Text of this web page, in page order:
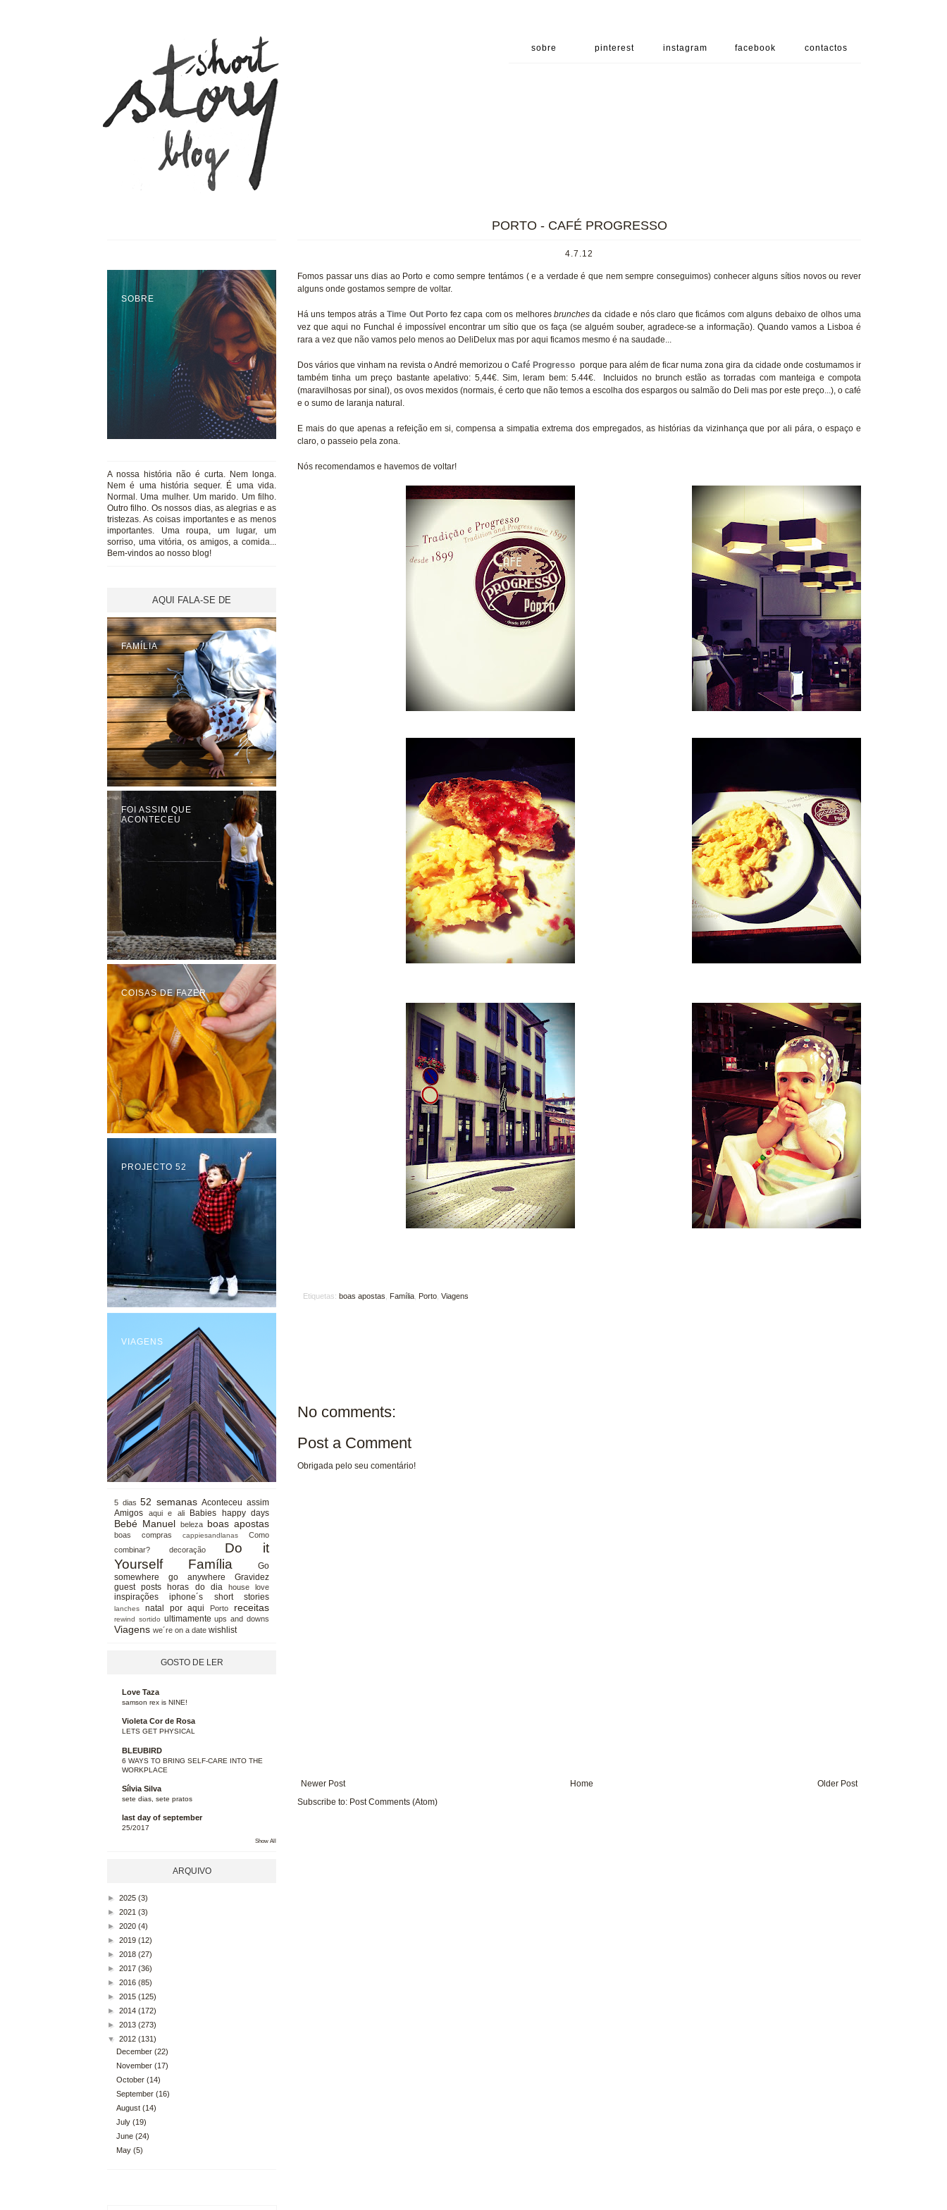
contactos
facebook
instagram
pinterest
sobre
PORTO - CAFÉ PROGRESSO
4.7.12
Fomos passar uns dias ao Porto e como sempre tentámos ( e a verdade é que nem sempre conseguimos) conhecer alguns sítios novos ou rever
alguns onde gostamos sempre de voltar.
Há uns tempos atrás aTime Out Porto fez capa com os melhoresbrunches da cidade e nós claro que ficámos com alguns debaixo de olhos uma
vez que aqui no Funchal é impossível encontrar um sítio que os faça (se alguém souber, agradece-se a informação). Quando vamos a Lisboa é
rara a vez que não vamos pelo menos ao DeliDelux mas por aqui ficamos mesmo é na saudade...
Dos vários que vinham na revista o André memorizou oCafé Progresso porque para além de ficar numa zona gira da cidade onde costumamos ir
também tinha um preço bastante apelativo: 5,44€. Sim, leram bem: 5.44€. Incluidos no brunch estão as torradas com manteiga e compota
(maravilhosas por sinal), os ovos mexidos (normais, é certo que não temos a escolha dos espargos ou salmão do Deli mas por este preço...), o café
e o sumo de laranja natural.
E mais do que apenas a refeição em si, compensa a simpatia extrema dos empregados, as histórias da vizinhança que por ali pára, o espaço e
claro, o passeio pela zona.
Nós recomendamos e havemos de voltar!
Etiquetas: boas apostas Família Porto Viagens
No comments:
Post a Comment
Obrigada pelo seu comentário!
Newer Post Older Post
Home
Subscribe to: Post Comments (Atom)
SOBRE
A nossa história não é curta. Nem longa.
Nem é uma história sequer. É uma vida.
Normal. Uma mulher. Um marido. Um filho.
Outro filho. Os nossos dias, as alegrias e as
tristezas. As coisas importantes e as menos
importantes. Uma roupa, um lugar, um
sorriso, uma vitória, os amigos, a comida...
Bem-vindos ao nosso blog!
AQUI FALA-SE DE
FAMÍLIA
FOI ASSIM QUE
ACONTECEU
COISAS DE FAZER
PROJECTO 52
VIAGENS
5 dias 52 semanas Aconteceu assim
Amigos
aqui e ali Babies happy days
Bebé Manuel beleza boas apostas
boas compras cappiesandlanas
Como
combinar?
decoração
Do it
Yourself
Família
Go
somewhere go anywhere
Gravidez
guest posts
horas do dia house love
inspirações iphone´s short stories
lanches natal por aqui Porto receitas
rewind sortido ultimamente ups and downs
Viagens we´re on a date wishlist
GOSTO DE LER
Love Taza
samson rex is NINE!
Violeta Cor de Rosa
LETS GET PHYSICAL
BLEUBIRD
6 WAYS TO BRING SELF-CARE INTO THE
WORKPLACE
Sílvia Silva
sete dias, sete pratos
last day of september
25/2017
Show All
ARQUIVO
► 2025 (3)
► 2021 (3)
► 2020 (4)
► 2019 (12)
► 2018 (27)
► 2017 (36)
► 2016 (85)
► 2015 (125)
► 2014 (172)
► 2013 (273)
▼ 2012 (131)
December (22)
November (17)
October (14)
September (16)
August (14)
July (19)
June (24)
May (5)